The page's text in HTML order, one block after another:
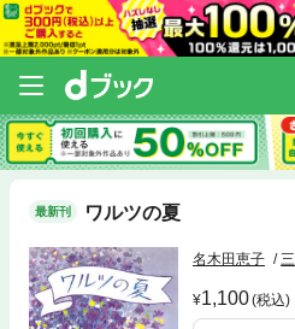
最新刊 ワルツの夏
名木田恵子
1,100(税込)